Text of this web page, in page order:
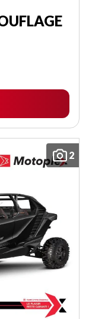
2